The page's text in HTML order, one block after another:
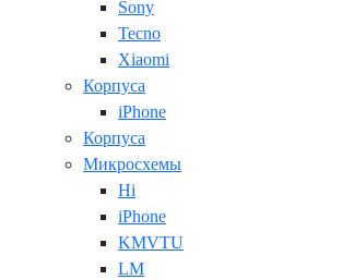
Sony
Tecno
Xiaomi
Корпуса
iPhone
Корпуса
Микросхемы
Hi
iPhone
KMVTU
LM